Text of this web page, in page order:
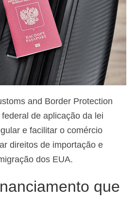
Tcheco)
)
( Holandês)
Inglês
Francês)
)
and Border Protection
de aplicação da lei
e facilitar o comércio
direitos de importação e
dos EUA.
que